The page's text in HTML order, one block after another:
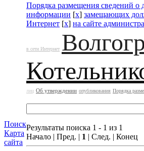
Поиск
Карта
сайта
Порядка размещения сведений о
информации [x] замещающих
Интернет [x] на сайте
в сети Интернет
лиц Об утверждении опубликования Порядка
Результаты поиска 1 - 1 из 1
Начало | Пред. | 1 | След. | Конец